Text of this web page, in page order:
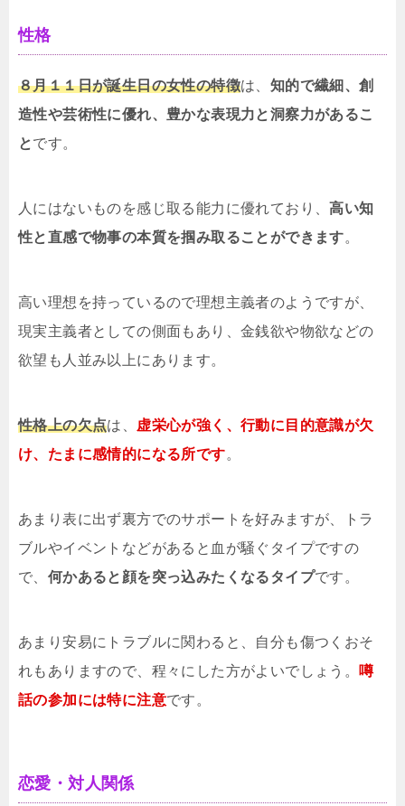
性格
８月１１日が誕生日の女性の特徴は、 知的で繊細、創
造性や芸術性に優れ、豊かな表現力と洞察力があるこ
とです。
人にはないものを感じ取る能力に優れており、高い知
性と直感で物事の本質を掴み取ることができます。
高い理想を持っているので理想主義者のようですが、
現実主義者としての側面もあり、金銭欲や物欲などの
欲望も人並み以上にあります。
性格上の欠点は、 虚栄心が強く、行動に目的意識が欠
け、たまに感情的になる所です。
あまり表に出ず裏方でのサポートを好みますが、トラ
ブルやイベントなどがあると血が騒ぐタイプですの
で、 何かあると顔を突っ込みたくなるタイプです。
あまり安易にトラブルに関わると、自分も傷つくおそ
れもありますので、程々にした方がよいでしょう。
噂
話の参加には特に注意です。
恋愛・対人関係